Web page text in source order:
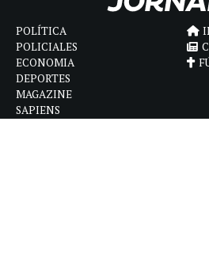
POLÍTICA
POLICIALES
ECONOMIA
DEPORTES
MAGAZINE
SAPIENS